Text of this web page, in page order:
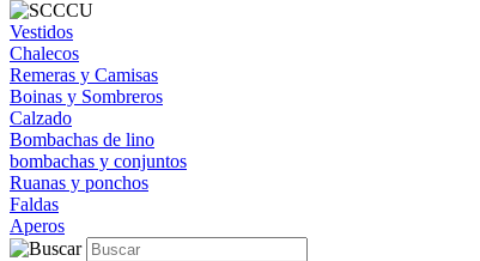
Vestidos
Chalecos
Remeras y Camisas
Boinas y Sombreros
Calzado
Bombachas de lino
bombachas y conjuntos
Ruanas y ponchos
Faldas
Aperos